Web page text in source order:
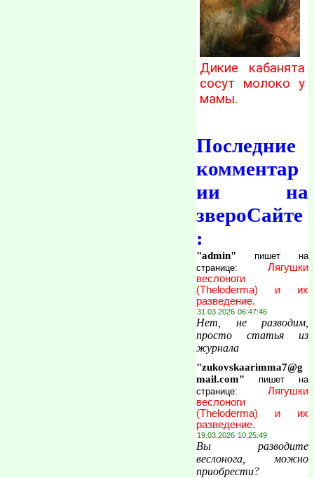
Дикие кабанята
сосут молоко у
мамы.
Последние
комментар
ии на
звероСайте
:
"admin" пишет на
странице: Лягушки
веслоноги
(Theloderma) и их
разведение.
31.03.2026 06:47:46
Нет, не разводим,
просто статья из
журнала
"zukovskaarimma7@g
mail.com" пишет на
странице: Лягушки
веслоноги
(Theloderma) и их
разведение.
19.03.2026 10:25:49
Вы разводите
веслонога, можно
приобрести?